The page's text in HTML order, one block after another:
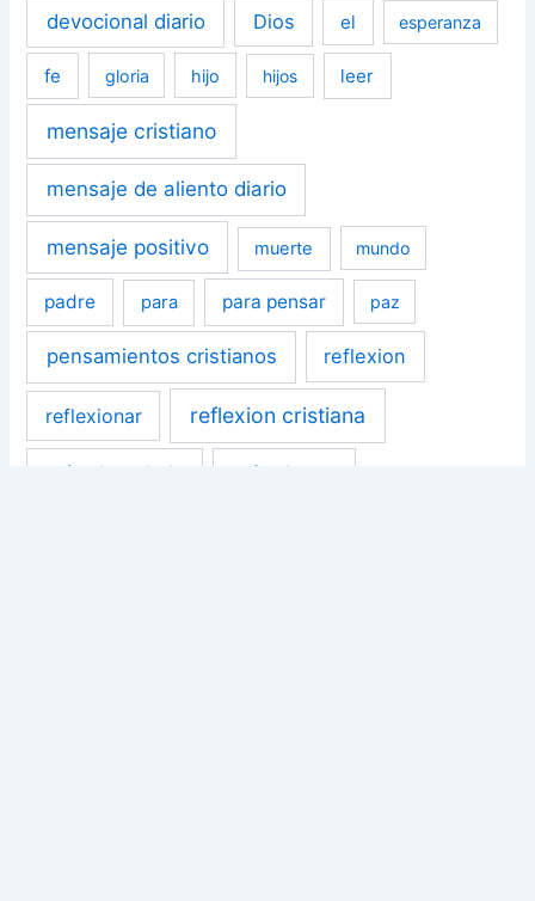
devocional diario Dios el esperanza
fe gloria hijo hijos leer
mensaje cristiano
mensaje de aliento diario
mensaje positivo muerte mundo
padre para para pensar paz
pensamientos cristianos reflexion
reflexionar reflexion cristiana
reflexion diaria reflexiones